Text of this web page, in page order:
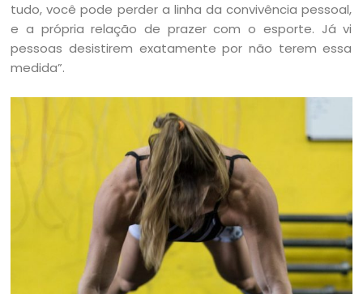
tudo, você pode perder a linha da convivência pessoal,
e a própria relação de prazer com o esporte. Já vi
pessoas desistirem exatamente por não terem essa
medida”.